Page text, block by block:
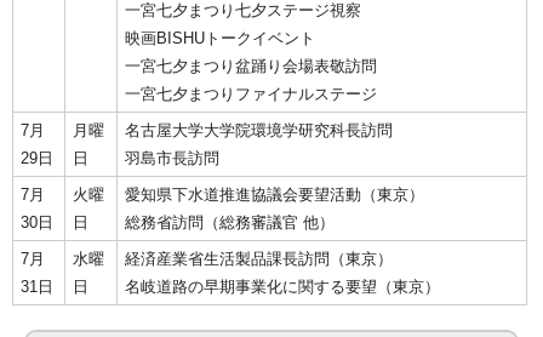
一宮七夕まつり七夕ステージ視察
映画BISHUトークイベント
一宮七夕まつり盆踊り会場表敬訪問
一宮七夕まつりファイナルステージ
7月
29日
月曜
日
名古屋大学大学院環境学研究科長訪問
羽島市長訪問
7月
30日
火曜
日
愛知県下水道推進協議会要望活動（東京）
総務省訪問（総務審議官 他）
7月
31日
水曜
日
経済産業省生活製品課長訪問（東京）
名岐道路の早期事業化に関する要望（東京）